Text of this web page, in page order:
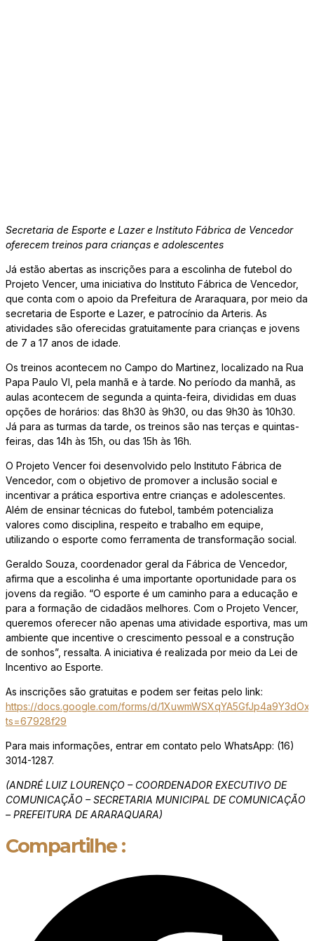
Secretaria de Esporte e Lazer e Instituto Fábrica de Vencedor
oferecem treinos para crianças e adolescentes
Já estão abertas as inscrições para a escolinha de futebol do
Projeto Vencer, uma iniciativa do Instituto Fábrica de Vencedor,
que conta com o apoio da Prefeitura de Araraquara, por meio da
secretaria de Esporte e Lazer, e patrocínio da Arteris. As
atividades são oferecidas gratuitamente para crianças e jovens
de 7 a 17 anos de idade.
Os treinos acontecem no Campo do Martinez, localizado na Rua
Papa Paulo VI, pela manhã e à tarde. No período da manhã, as
aulas acontecem de segunda a quinta-feira, divididas em duas
opções de horários: das 8h30 às 9h30, ou das 9h30 às 10h30.
Já para as turmas da tarde, os treinos são nas terças e quintas-
feiras, das 14h às 15h, ou das 15h às 16h.
O Projeto Vencer foi desenvolvido pelo Instituto Fábrica de
Vencedor, com o objetivo de promover a inclusão social e
incentivar a prática esportiva entre crianças e adolescentes.
Além de ensinar técnicas do futebol, também potencializa
valores como disciplina, respeito e trabalho em equipe,
utilizando o esporte como ferramenta de transformação social.
Geraldo Souza, coordenador geral da Fábrica de Vencedor,
afirma que a escolinha é uma importante oportunidade para os
jovens da região. “O esporte é um caminho para a educação e
para a formação de cidadãos melhores. Com o Projeto Vencer,
queremos oferecer não apenas uma atividade esportiva, mas um
ambiente que incentive o crescimento pessoal e a construção
de sonhos”, ressalta. A iniciativa é realizada por meio da Lei de
Incentivo ao Esporte.
As inscrições são gratuitas e podem ser feitas pelo link:
https://docs.google.com/forms/d/
ts=67928f29
Para mais informações, entrar em contato pelo WhatsApp: (16)
3014-1287.
(ANDRÉ LUIZ LOURENÇO – COORDENADOR EXECUTIVO DE
COMUNICAÇÃO – SECRETARIA MUNICIPAL DE COMUNICAÇÃO
– PREFEITURA DE ARARAQUARA)
Compartilhe :